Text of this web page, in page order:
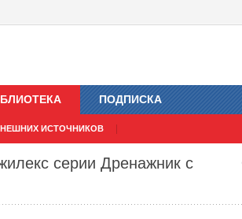
ИСТОЧНИКОВ
ПОДПИСКА
серии Дренажник с